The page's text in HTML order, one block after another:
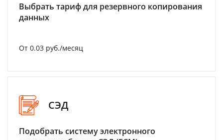
Выбрать тариф для резервного копирования
данных
От 0.03 руб./месяц
СЭД
Подобрать систему электронного